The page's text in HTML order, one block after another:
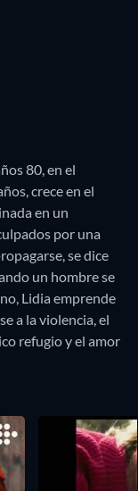
80, en el
crece en el
en un
por una
se dice
un hombre se
Lidia emprende
a la violencia, el
refugio y el amor